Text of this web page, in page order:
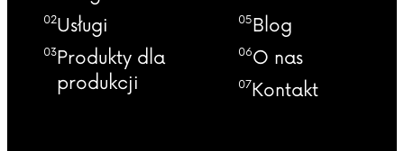
02Usługi
03 Produkty dla
produkcji
05 Blog
06O nas
07 Kontakt